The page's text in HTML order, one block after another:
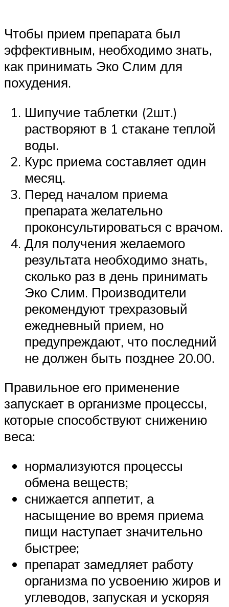
Чтобы прием препарата был
эффективным, необходимо знать,
как принимать Эко Слим для
похудения.
Шипучие таблетки (2шт.)
растворяют в 1 стакане теплой
воды.
Курс приема составляет один
месяц.
Перед началом приема
препарата желательно
проконсультироваться с врачом.
Для получения желаемого
результата необходимо знать,
сколько раз в день принимать
Эко Слим. Производители
рекомендуют трехразовый
ежедневный прием, но
предупреждают, что последний
не должен быть позднее 20.00.
Правильное его применение
запускает в организме процессы,
которые способствуют снижению
веса:
нормализуются процессы
обмена веществ;
снижается аппетит, а
насыщение во время приема
пищи наступает значительно
быстрее;
препарат замедляет работу
организма по усвоению жиров и
углеводов, запуская и ускоряя